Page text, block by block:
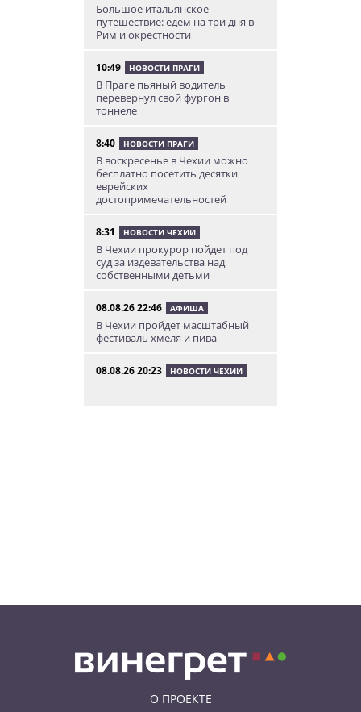
Большое итальянское
путешествие: едем на три дня в
Рим и окрестности
10:49 НОВОСТИ ПРАГИ
В Праге пьяный водитель
перевернул свой фургон в
тоннеле
8:40 НОВОСТИ ПРАГИ
В воскресенье в Чехии можно
бесплатно посетить десятки
еврейских
достопримечательностей
8:31 НОВОСТИ ЧЕХИИ
В Чехии прокурор пойдет под
суд за издевательства над
собственными детьми
08.08.26 22:46 АФИША
В Чехии пройдет масштабный
фестиваль хмеля и пива
08.08.26 20:23 НОВОСТИ ЧЕХИИ
О ПРОЕКТЕ